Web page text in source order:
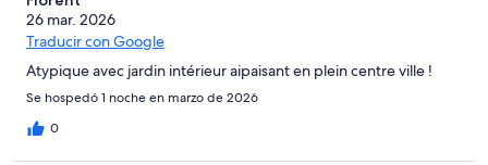
26 mar. 2026
Traducir con Google
Atypique avec jardin intérieur aipaisant en plein centre ville !
Se hospedó 1 noche en marzo de 2026
0